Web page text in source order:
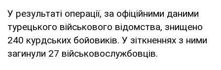
У результаті операції, за офіційними даними
турецького військового відомства, знищено
240 курдських бойовиків. У зіткненнях з ними
загинули 27 військовослужбовців.